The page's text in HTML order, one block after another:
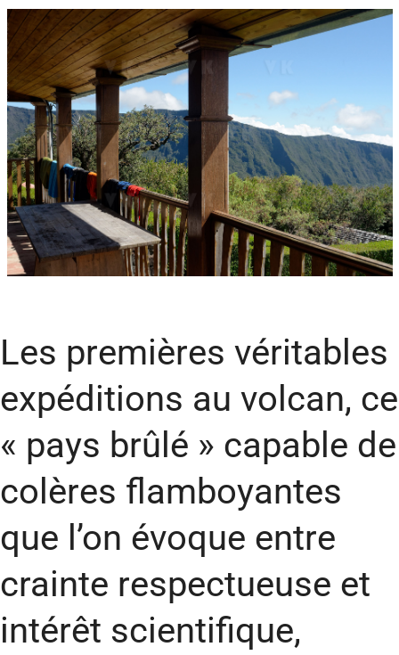
Les premières véritables
expéditions au volcan, ce
« pays brûlé » capable de
colères flamboyantes
que l’on évoque entre
crainte respectueuse et
intérêt scientifique,